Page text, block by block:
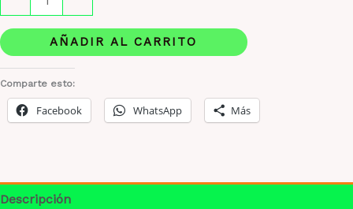
1.1
–
Pure
XS
Dama
cantidad
AÑADIR AL CARRITO
Comparte esto:
Facebook WhatsApp Más
Descripción